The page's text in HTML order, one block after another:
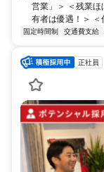
営業」＞ ＜残業
有者は優遇！＞
固定時間制 交通費支給
正社員